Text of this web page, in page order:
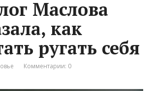
Маслова
как
ругать себя
Комментарии: 0